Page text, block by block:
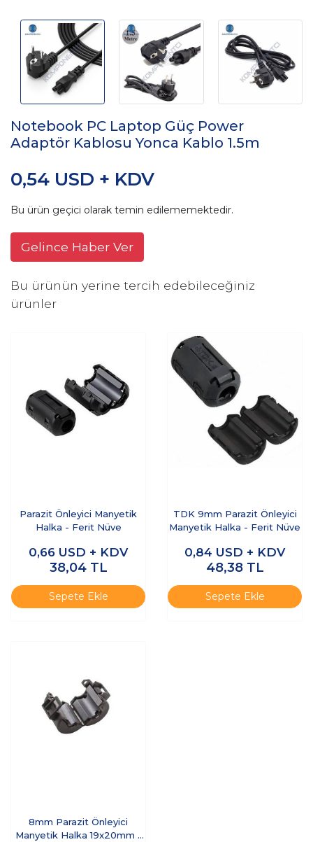
Notebook PC Laptop Güç Power
Adaptör Kablosu Yonca Kablo 1.5m
0,54 USD + KDV
Bu ürün geçici olarak temin edilememektedir.
Gelince Haber Ver
Bu ürünün yerine tercih edebileceğiniz
ürünler
Parazit Önleyici Manyetik
Halka - Ferit Nüve
0,66 USD + KDV
38,04 TL
Sepete Ekle
TDK 9mm Parazit Önleyici
Manyetik Halka - Ferit Nüve
0,84 USD + KDV
48,38 TL
Sepete Ekle
8mm Parazit Önleyici
Manyetik Halka 19x20mm -